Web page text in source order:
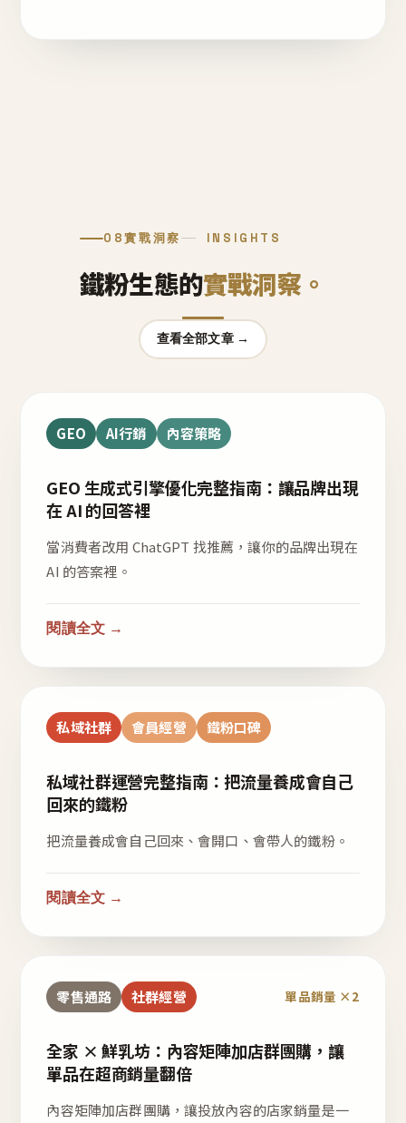
08實戰洞察 INSIGHTS
鐵粉生態的實戰洞察。
查看全部文章 →
GEO AI行銷 內容策略
GEO 生成式引擎優化完整指南：讓品牌出現
在 AI 的回答裡
當消費者改用 ChatGPT 找推薦，讓你的品牌出現在
AI 的答案裡。
閱讀全文 →
私域社群 會員經營 鐵粉口碑
私域社群運營完整指南：把流量養成會自己
回來的鐵粉
把流量養成會自己回來、會開口、會帶人的鐵粉。
閱讀全文 →
零售通路 社群經營 單品銷量 ×2
全家 × 鮮乳坊：內容矩陣加店群團購，讓
單品在超商銷量翻倍
內容矩陣加店群團購，讓投放內容的店家銷量是一